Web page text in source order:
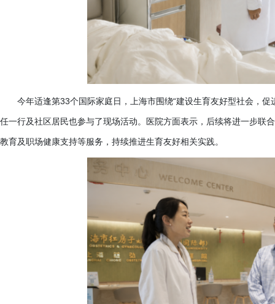
今年适逢第33个国际家庭日，上海市围绕“建设生育友好型社会，
任一行及社区居民也参与了现场活动。医院方面表示，后续将进一步联
教育及职场健康支持等服务，持续推进生育友好相关实践。